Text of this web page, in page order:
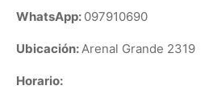
WhatsApp: 097910690
Ubicación:Arenal Grande 2319
Horario: